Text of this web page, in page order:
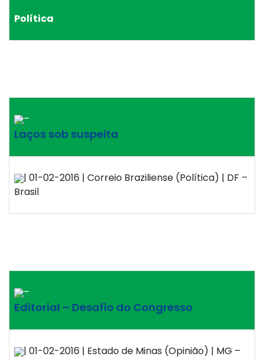
Política
–
Laços sob suspeita
| 01-02-2016 | Correio Braziliense (Política) | DF –
Brasil
–
Editorial – Desafio do Congresso
| 01-02-2016 | Estado de Minas (Opinião) | MG –